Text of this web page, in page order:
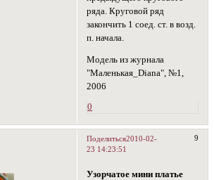
ряда. Круговой ряд
закончить 1 соед. ст. в возд.
п. начала.
Модель из журнала
"Маленькая_Diana", №1,
2006
0
Поделиться 9
2010-02-
23 14:23:51
Узорчатое мини платье